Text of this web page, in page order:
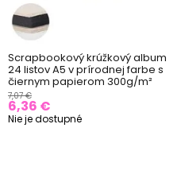
Scrapbookový krúžkový album
24 listov A5 v prírodnej farbe s
čiernym papierom 300g/m²
7,07 €
6,36 €
Nie je dostupné